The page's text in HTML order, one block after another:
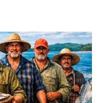
O condutor da
de embriaguez, e
foram avistadas no
por
vereador "Neguinho do